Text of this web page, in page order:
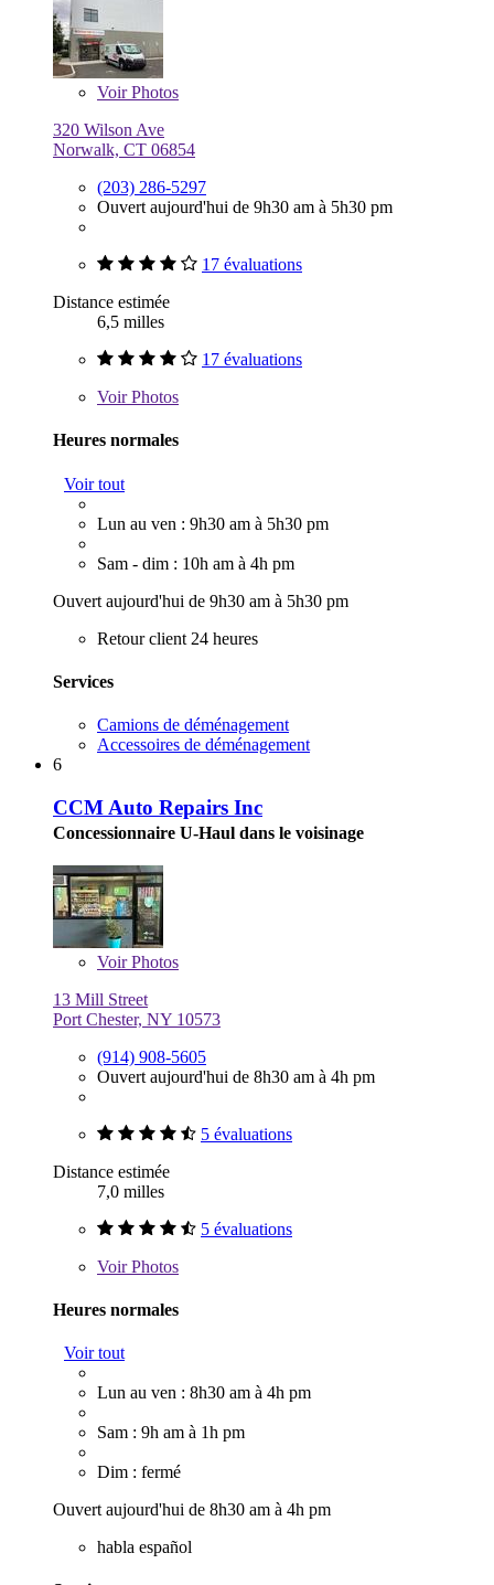
VoirPhotos
320 Wilson Ave
Norwalk, CT 06854
(203) 286-5297
Ouvert aujourd'hui de 9h30 am à 5h30 pm
17 évaluations
Distance estimée
6,5 milles
17 évaluations
VoirPhotos
Heures normales
Voir tout
Lun au ven : 9h30 am à 5h30 pm
Sam - dim : 10h am à 4h pm
Ouvert aujourd'hui de 9h30 am à 5h30 pm
Retour client 24 heures
Services
Camions de déménagement
Accessoires de déménagement
6
CCM Auto Repairs Inc
Concessionnaire U-Haul dans le voisinage
VoirPhotos
13 Mill Street
Port Chester, NY 10573
(914) 908-5605
Ouvert aujourd'hui de 8h30 am à 4h pm
5 évaluations
Distance estimée
7,0 milles
5 évaluations
VoirPhotos
Heures normales
Voir tout
Lun au ven : 8h30 am à 4h pm
Sam : 9h am à 1h pm
Dim : fermé
Ouvert aujourd'hui de 8h30 am à 4h pm
habla español